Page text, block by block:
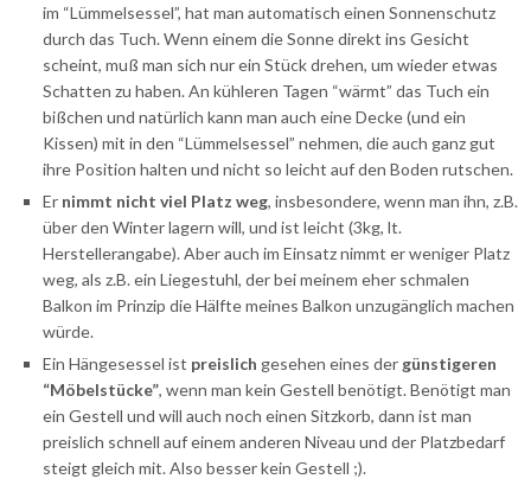
im “Lümmelsessel”, hat man automatisch einen Sonnenschutz
durch das Tuch. Wenn einem die Sonne direkt ins Gesicht
scheint, muß man sich nur ein Stück drehen, um wieder etwas
Schatten zu haben. An kühleren Tagen “wärmt” das Tuch ein
bißchen und natürlich kann man auch eine Decke (und ein
Kissen) mit in den “Lümmelsessel” nehmen, die auch ganz gut
ihre Position halten und nicht so leicht auf den Boden rutschen.
Er nimmt nicht viel Platz weg, insbesondere, wenn man ihn, z.B.
über den Winter lagern will, und ist leicht (3kg, lt.
Herstellerangabe). Aber auch im Einsatz nimmt er weniger Platz
weg, als z.B. ein Liegestuhl, der bei meinem eher schmalen
Balkon im Prinzip die Hälfte meines Balkon unzugänglich machen
würde.
Ein Hängesessel ist preislich gesehen eines der günstigeren
“Möbelstücke”, wenn man kein Gestell benötigt. Benötigt man
ein Gestell und will auch noch einen Sitzkorb, dann ist man
preislich schnell auf einem anderen Niveau und der Platzbedarf
steigt gleich mit. Also besser kein Gestell ;).